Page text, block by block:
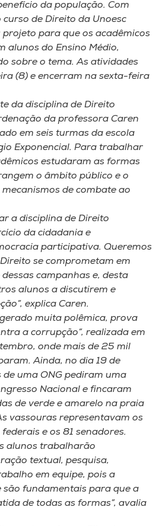
da população. Com
curso de Direito da Unoesc
projeto para que os acadêmicos
alunos do Ensino Médio,
sobre o tema. As atividades
(8) e encerram na sexta-feira
da disciplina de Direito
da professora Caren
em seis turmas da escola
Exponencial. Para trabalhar
estudaram as formas
o âmbito público e o
de combate ao
a disciplina de Direito
da cidadania e
participativa. Queremos
se comprometam em
campanhas e, desta
alunos a discutirem e
explica Caren.
muita polêmica, prova
a corrupção”, realizada em
onde mais de 25 mil
Ainda, no dia 19 de
uma ONG pediram uma
Nacional e fincaram
de verde e amarelo na praia
vassouras representavam os
e os 81 senadores.
alunos trabalharão
textual, pesquisa,
em equipe, pois a
são fundamentais para que a
de todas as formas”, avalia